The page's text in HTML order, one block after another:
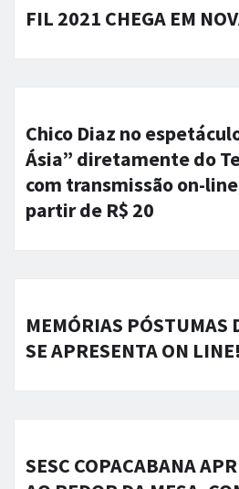
FIL 2021 CHEGA EM
Chico Diaz no
Ásia” diretamente do
com transmissão on-
partir de R$ 20
MEMÓRIAS PÓSTUMAS
SE APRESENTA ON LINE!
SESC COPACABANA